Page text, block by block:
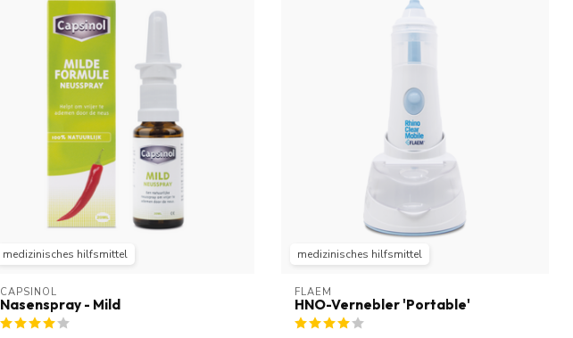
medizinisches hilfsmittel
CAPSINOL
Nasenspray - Mild
medizinisches hilfsmittel
FLAEM
HNO-Vernebler 'Portable'